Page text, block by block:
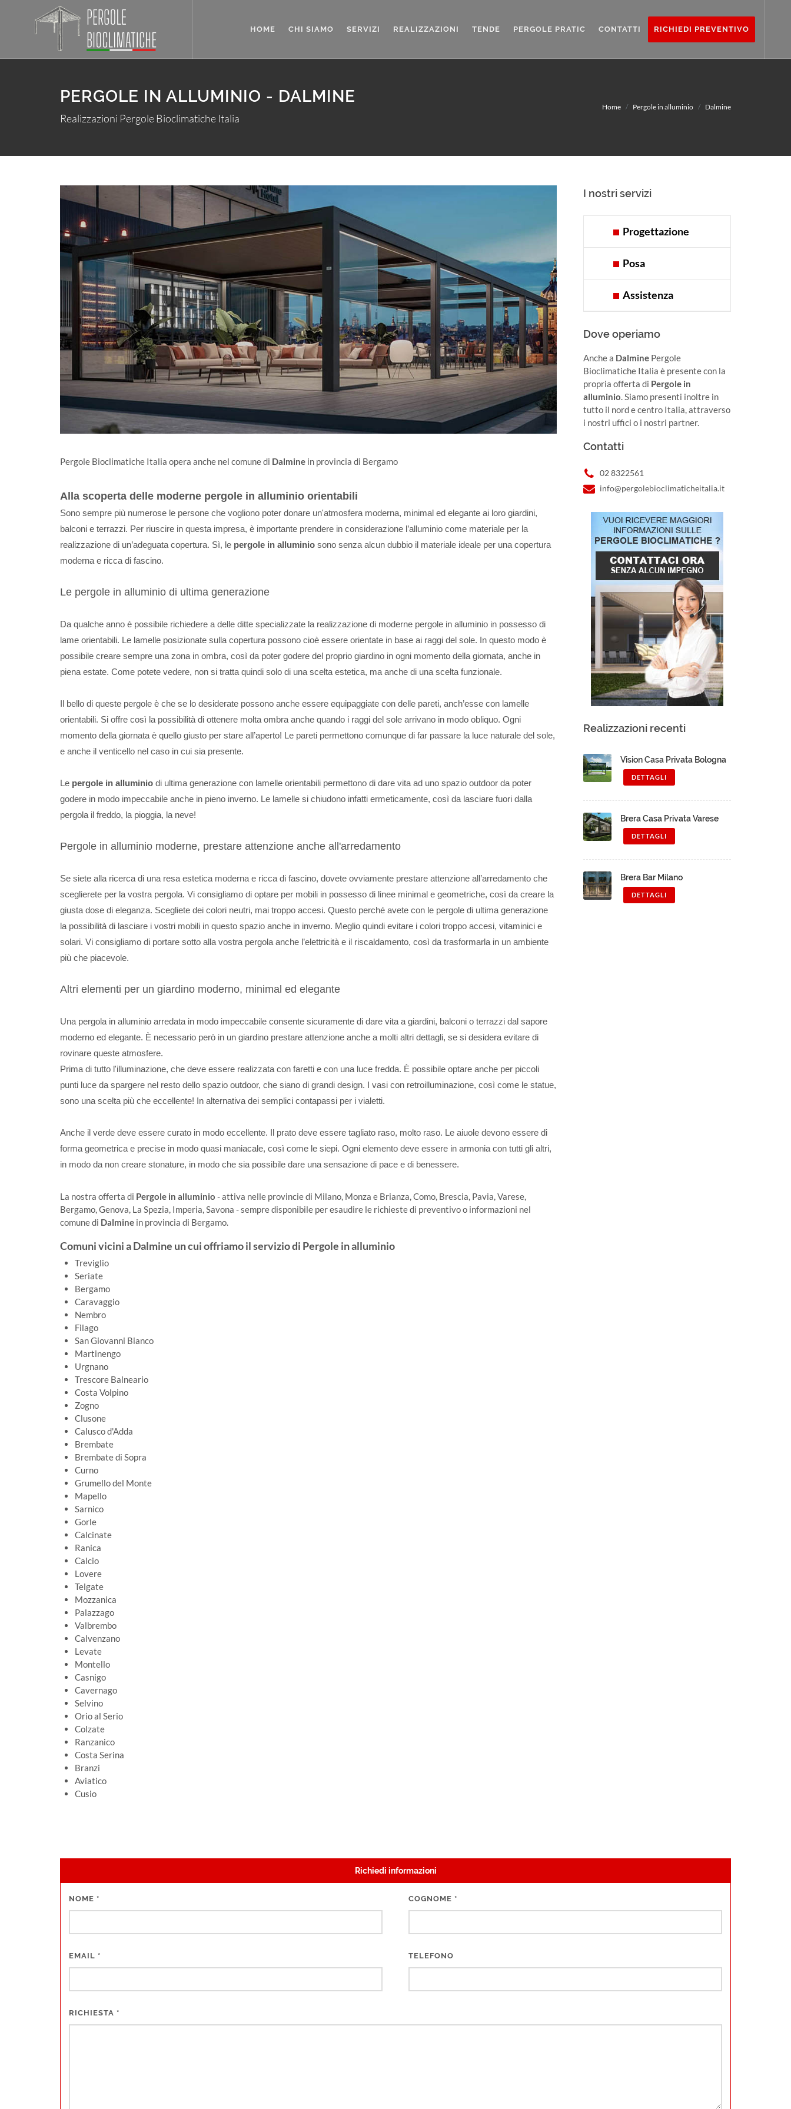
HOME CHI SIAMO SERVIZI REALIZZAZIONI TENDE PERGOLE PRATIC CONTATTI RICHIEDI PREVENTIVO
PERGOLE IN ALLUMINIO - DALMINE
Realizzazioni Pergole Bioclimatiche Italia
Home Pergole in alluminio Dalmine
Pergole Bioclimatiche Italia opera anche nel comune di Dalmine in provincia di Bergamo
Alla scoperta delle moderne pergole in alluminio orientabili
Sono sempre più numerose le persone che vogliono poter donare un'atmosfera moderna, minimal ed elegante ai loro giardini,
balconi e terrazzi. Per riuscire in questa impresa, è importante prendere in considerazione l’alluminio come materiale per la
realizzazione di un’adeguata copertura. Sì, le pergole in alluminio sono senza alcun dubbio il materiale ideale per una copertura
moderna e ricca di fascino.
Le pergole in alluminio di ultima generazione
Da qualche anno è possibile richiedere a delle ditte specializzate la realizzazione di moderne pergole in alluminio in possesso di
lame orientabili. Le lamelle posizionate sulla copertura possono cioè essere orientate in base ai raggi del sole. In questo modo è
possibile creare sempre una zona in ombra, così da poter godere del proprio giardino in ogni momento della giornata, anche in
piena estate. Come potete vedere, non si tratta quindi solo di una scelta estetica, ma anche di una scelta funzionale.
Il bello di queste pergole è che se lo desiderate possono anche essere equipaggiate con delle pareti, anch’esse con lamelle
orientabili. Si offre così la possibilità di ottenere molta ombra anche quando i raggi del sole arrivano in modo obliquo. Ogni
momento della giornata è quello giusto per stare all’aperto! Le pareti permettono comunque di far passare la luce naturale del sole,
e anche il venticello nel caso in cui sia presente.
Le pergole in alluminio di ultima generazione con lamelle orientabili permettono di dare vita ad uno spazio outdoor da poter
godere in modo impeccabile anche in pieno inverno. Le lamelle si chiudono infatti ermeticamente, così da lasciare fuori dalla
pergola il freddo, la pioggia, la neve!
Pergole in alluminio moderne, prestare attenzione anche all'arredamento
Se siete alla ricerca di una resa estetica moderna e ricca di fascino, dovete ovviamente prestare attenzione all’arredamento che
sceglierete per la vostra pergola. Vi consigliamo di optare per mobili in possesso di linee minimal e geometriche, così da creare la
giusta dose di eleganza. Scegliete dei colori neutri, mai troppo accesi. Questo perché avete con le pergole di ultima generazione
la possibilità di lasciare i vostri mobili in questo spazio anche in inverno. Meglio quindi evitare i colori troppo accesi, vitaminici e
solari. Vi consigliamo di portare sotto alla vostra pergola anche l’elettricità e il riscaldamento, così da trasformarla in un ambiente
più che piacevole.
Altri elementi per un giardino moderno, minimal ed elegante
Una pergola in alluminio arredata in modo impeccabile consente sicuramente di dare vita a giardini, balconi o terrazzi dal sapore
moderno ed elegante. È necessario però in un giardino prestare attenzione anche a molti altri dettagli, se si desidera evitare di
rovinare queste atmosfere.
Prima di tutto l'illuminazione, che deve essere realizzata con faretti e con una luce fredda. È possibile optare anche per piccoli
punti luce da spargere nel resto dello spazio outdoor, che siano di grandi design. I vasi con retroilluminazione, così come le statue,
sono una scelta più che eccellente! In alternativa dei semplici contapassi per i vialetti.
Anche il verde deve essere curato in modo eccellente. Il prato deve essere tagliato raso, molto raso. Le aiuole devono essere di
forma geometrica e precise in modo quasi maniacale, così come le siepi. Ogni elemento deve essere in armonia con tutti gli altri,
in modo da non creare stonature, in modo che sia possibile dare una sensazione di pace e di benessere.
La nostra offerta di Pergole in alluminio - attiva nelle provincie di Milano, Monza e Brianza, Como, Brescia, Pavia, Varese,
Bergamo, Genova, La Spezia, Imperia, Savona - sempre disponibile per esaudire le richieste di preventivo o informazioni nel
comune di Dalmine in provincia di Bergamo.
Comuni vicini a Dalmine un cui offriamo il servizio di Pergole in alluminio
Treviglio
Seriate
Bergamo
Caravaggio
Nembro
Filago
San Giovanni Bianco
Martinengo
Urgnano
Trescore Balneario
Costa Volpino
Zogno
Clusone
Calusco d'Adda
Brembate
Brembate di Sopra
Curno
Grumello del Monte
Mapello
Sarnico
Gorle
Calcinate
Ranica
Calcio
Lovere
Telgate
Mozzanica
Palazzago
Valbrembo
Calvenzano
Levate
Montello
Casnigo
Cavernago
Selvino
Orio al Serio
Colzate
Ranzanico
Costa Serina
Branzi
Aviatico
Cusio
I nostri servizi
Progettazione
Posa
Assistenza
Dove operiamo
Anche a Dalmine Pergole
Bioclimatiche Italia è presente con la
propria offerta di Pergole in
alluminio. Siamo presenti inoltre in
tutto il nord e centro Italia, attraverso
i nostri uffici o i nostri partner.
Contatti
02 8322561
info@pergolebioclimaticheitalia.it
Realizzazioni recenti
Vision Casa Privata Bologna
DETTAGLI
Brera Casa Privata Varese
DETTAGLI
Brera Bar Milano
DETTAGLI
Richiedi informazioni
NOME * COGNOME *
EMAIL * TELEFONO
RICHIESTA *